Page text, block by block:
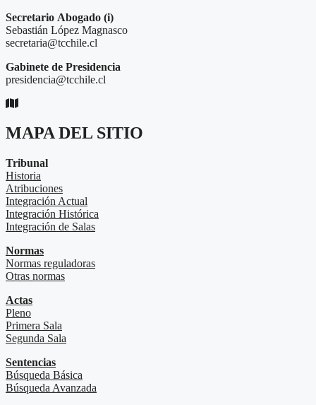
Secretario Abogado (i)
Sebastián López Magnasco
secretaria@tcchile.cl
Gabinete de Presidencia
presidencia@tcchile.cl
MAPA DEL SITIO
Tribunal
Historia
Atribuciones
Integración Actual
Integración Histórica
Integración de Salas
Normas
Normas reguladoras
Otras normas
Actas
Pleno
Primera Sala
Segunda Sala
Sentencias
Búsqueda Básica
Búsqueda Avanzada